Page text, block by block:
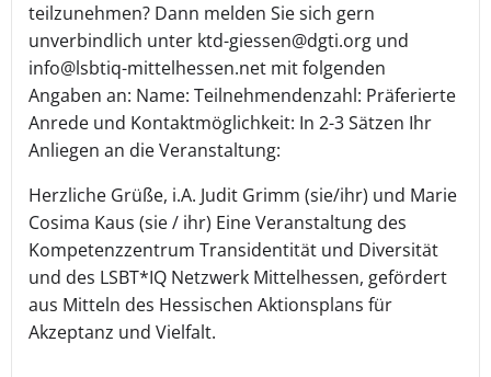
teilzunehmen? Dann melden Sie sich gern
unverbindlich unter ktd-giessen@dgti.org und
info@lsbtiq-mittelhessen.net mit folgenden
Angaben an: Name: Teilnehmendenzahl: Präferierte
Anrede und Kontaktmöglichkeit: In 2-3 Sätzen Ihr
Anliegen an die Veranstaltung:
Herzliche Grüße, i.A. Judit Grimm (sie/ihr) und Marie
Cosima Kaus (sie / ihr) Eine Veranstaltung des
Kompetenzzentrum Transidentität und Diversität
und des LSBT*IQ Netzwerk Mittelhessen, gefördert
aus Mitteln des Hessischen Aktionsplans für
Akzeptanz und Vielfalt.